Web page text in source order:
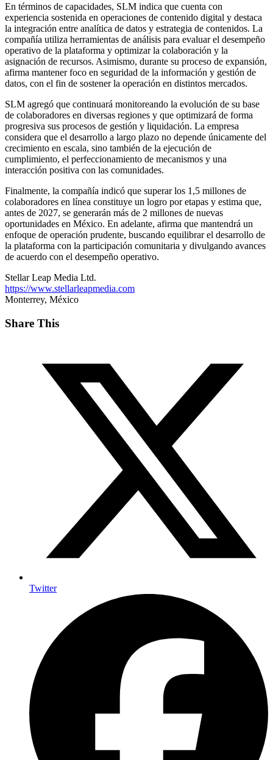
En términos de capacidades, SLM indica que cuenta con
experiencia sostenida en operaciones de contenido digital y destaca
la integración entre analítica de datos y estrategia de contenidos. La
compañía utiliza herramientas de análisis para evaluar el desempeño
operativo de la plataforma y optimizar la colaboración y la
asignación de recursos. Asimismo, durante su proceso de expansión,
afirma mantener foco en seguridad de la información y gestión de
datos, con el fin de sostener la operación en distintos mercados.
SLM agregó que continuará monitoreando la evolución de su base
de colaboradores en diversas regiones y que optimizará de forma
progresiva sus procesos de gestión y liquidación. La empresa
considera que el desarrollo a largo plazo no depende únicamente del
crecimiento en escala, sino también de la ejecución de
cumplimiento, el perfeccionamiento de mecanismos y una
interacción positiva con las comunidades.
Finalmente, la compañía indicó que superar los 1,5 millones de
colaboradores en línea constituye un logro por etapas y estima que,
antes de 2027, se generarán más de 2 millones de nuevas
oportunidades en México. En adelante, afirma que mantendrá un
enfoque de operación prudente, buscando equilibrar el desarrollo de
la plataforma con la participación comunitaria y divulgando avances
de acuerdo con el desempeño operativo.
Stellar Leap Media Ltd.
https://www.stellarleapmedia.com
Monterrey, México
Share This
Twitter